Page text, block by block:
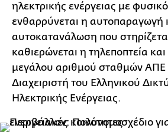
ηλεκτρικής ενέργειας με
ενθαρρύνεται η αυτοπαραγωγή
αυτοκατανάλωση που
καθιερώνεται η τηλεποπτεία και
μεγάλου αριθμού σταθμών ΑΠΕ
Διαχειριστή του Ελληνικού
Ηλεκτρικής Ενέργειας.